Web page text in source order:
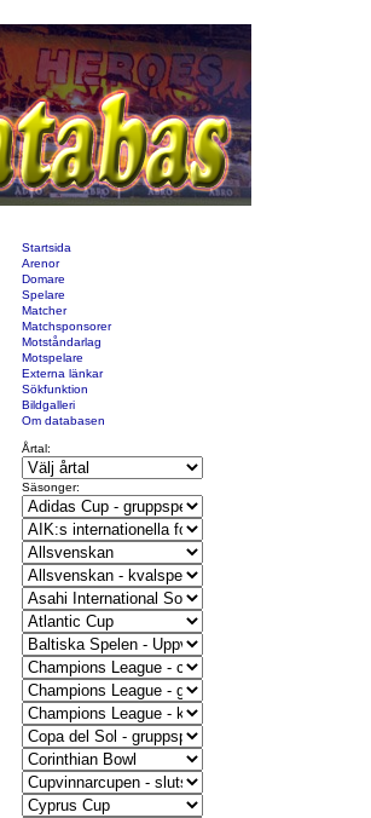
Startsida
Arenor
Domare
Spelare
Matcher
Matchsponsorer
Motståndarlag
Motspelare
Externa länkar
Sökfunktion
Bildgalleri
Om databasen
Årtal:
Säsonger: